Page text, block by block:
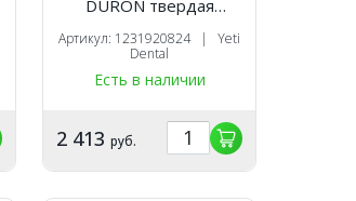
DURON твердая
Yeti
Артикул: 1231920824 | Yeti
Dental
Есть в наличии
2 413 руб.